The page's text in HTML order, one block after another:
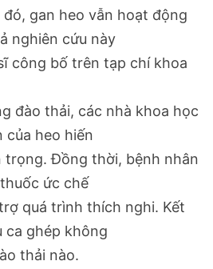
gan heo vẫn hoạt động
nghiên cứu này
công bố trên tạp chí khoa
đào thải, các nhà khoa học
của heo hiến
trọng. Đồng thời, bệnh nhân
ức chế
quá trình thích nghi. Kết
ca ghép không
thải nào.